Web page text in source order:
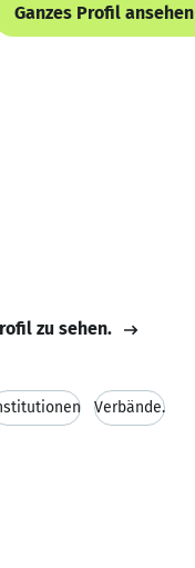
Ganzes Profil ansehen
zu sehen.
Verbände.